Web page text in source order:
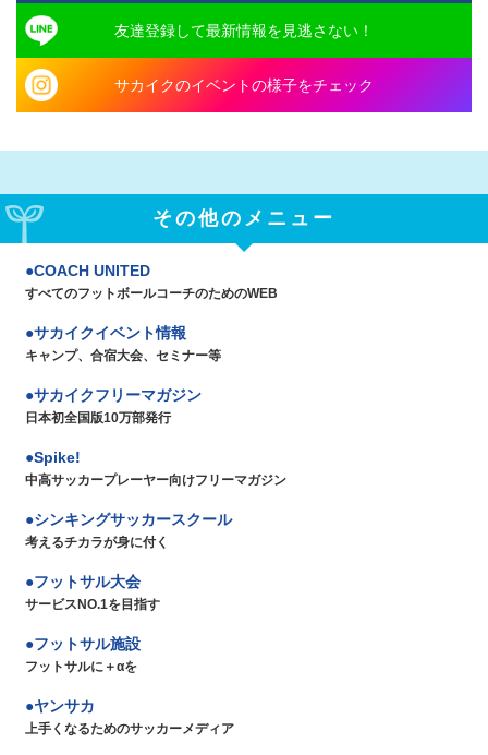
友達登録して最新情報を見逃さない！
サカイクのイベントの様子をチェック
その他のメニュー
COACH UNITED
すべてのフットボールコーチのためのWEB
サカイクイベント情報
キャンプ、合宿大会、セミナー等
サカイクフリーマガジン
日本初全国版10万部発行
Spike!
中高サッカープレーヤー向けフリーマガジン
シンキングサッカースクール
考えるチカラが身に付く
フットサル大会
サービスNO.1を目指す
フットサル施設
フットサルに＋αを
ヤンサカ
上手くなるためのサッカーメディア